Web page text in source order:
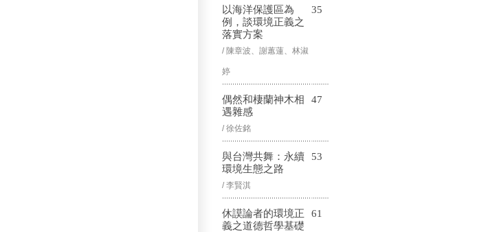
以海洋保護區為
例，談環境正義之
落實方案
/ 陳章波、謝蕙蓮、林淑
婷
35
偶然和棲蘭神木相
遇雜感
/ 徐佐銘
47
與台灣共舞：永續
環境生態之路
/ 李賢淇
53
休謨論者的環境正
義之道德哲學基礎
61